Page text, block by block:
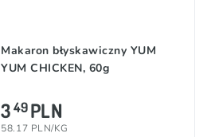
Makaron błyskawiczny YUM
YUM CHICKEN, 60g
349PLN
58.17 PLN/KG